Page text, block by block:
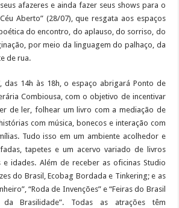
afazeres e ainda fazer seus shows para o
Aberto” (28/07), que resgata aos espaços
do encontro, do aplauso, do sorriso, do
por meio da linguagem do palhaço, da
de rua.
das 14h às 18h, o espaço abrigará Ponto de
Combiousa, com o objetivo de incentivar
de ler, folhear um livro com a mediação de
com música, bonecos e interação com
Tudo isso em um ambiente acolhedor e
tapetes e um acervo variado de livros
idades. Além de receber as oficinas Studio
do Brasil, Ecobag Bordada e Tinkering; e as
“Roda de Invenções” e “Feiras do Brasil
Brasilidade”. Todas as atrações têm